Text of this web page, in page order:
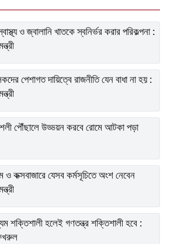
ও জ্বালানি খাতকে স্বনির্ভর করার পরিকল্পনা :
পেশাগত দায়িত্বে রাজনীতি যেন বাধা না হয় :
পৌঁছালে উড্ডয়ন করবে রোমে আটকা পড়া
ও কক্সবাজারে যেসব কর্মসূচিতে অংশ নেবেন
শক্তিশালী হলেই গণতন্ত্র শক্তিশালী হবে :